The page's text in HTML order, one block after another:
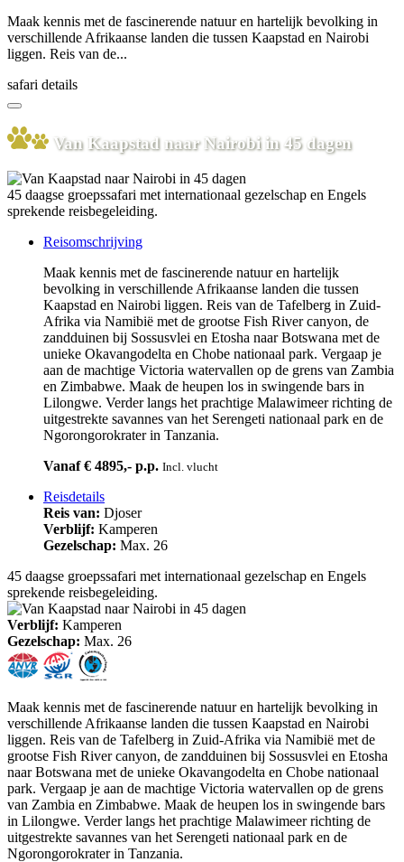
Maak kennis met de fascinerende natuur en hartelijk bevolking in
verschillende Afrikaanse landen die tussen Kaapstad en Nairobi
liggen. Reis van de...
safari details
Van Kaapstad naar Nairobi in 45 dagen
45 daagse groepssafari met internationaal gezelschap en Engels
sprekende reisbegeleiding.
Reisomschrijving
Maak kennis met de fascinerende natuur en hartelijk
bevolking in verschillende Afrikaanse landen die tussen
Kaapstad en Nairobi liggen. Reis van de Tafelberg in Zuid-
Afrika via Namibië met de grootse Fish River canyon, de
zandduinen bij Sossusvlei en Etosha naar Botswana met de
unieke Okavangodelta en Chobe nationaal park. Vergaap je
aan de machtige Victoria watervallen op de grens van Zambia
en Zimbabwe. Maak de heupen los in swingende bars in
Lilongwe. Verder langs het prachtige Malawimeer richting de
uitgestrekte savannes van het Serengeti nationaal park en de
Ngorongorokrater in Tanzania.
Vanaf € 4895,- p.p. Incl. vlucht
Reisdetails
Reis van: Djoser
Verblijf: Kamperen
Gezelschap: Max. 26
45 daagse groepssafari met internationaal gezelschap en Engels
sprekende reisbegeleiding.
Verblijf: Kamperen
Gezelschap: Max. 26
Maak kennis met de fascinerende natuur en hartelijk bevolking in
verschillende Afrikaanse landen die tussen Kaapstad en Nairobi
liggen. Reis van de Tafelberg in Zuid-Afrika via Namibië met de
grootse Fish River canyon, de zandduinen bij Sossusvlei en Etosha
naar Botswana met de unieke Okavangodelta en Chobe nationaal
park. Vergaap je aan de machtige Victoria watervallen op de grens
van Zambia en Zimbabwe. Maak de heupen los in swingende bars
in Lilongwe. Verder langs het prachtige Malawimeer richting de
uitgestrekte savannes van het Serengeti nationaal park en de
Ngorongorokrater in Tanzania.